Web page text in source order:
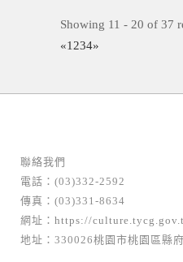
Showing 11 - 20 of 37
«1 234»
聯絡我們
電話：(03)332-2592
傳真：(03)331-8634
網址： https://
地址：330026桃園市桃園區縣